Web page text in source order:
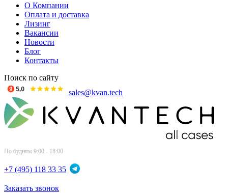
О Компании
Оплата и доставка
Лизинг
Вакансии
Новости
Блог
Контакты
Поиск по сайту
sales@kvan.tech
По будням 9:00 - 18:00
+7 (495) 118 33 35
Заказать звонок